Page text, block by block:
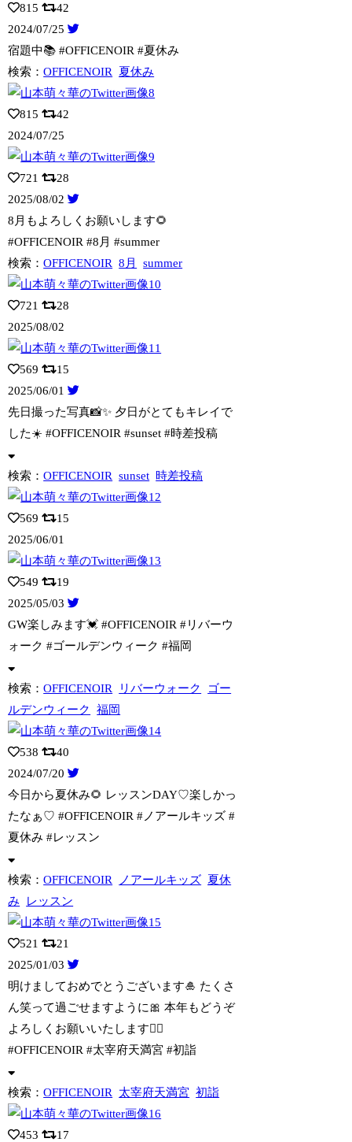
815
42
2024/07/25
宿題中📚 #OFFICENOIR #夏休み
検索：OFFICENOIR 夏休み
815
42
2024/07/25
721
28
2025/08/02
8月もよろしくお願いします🌻
#OFFICENOIR #8月 #summer
検索：OFFICENOIR 8月 summer
721
28
2025/08/02
569
15
2025/06/01
先日撮った写真📸✨ 夕日がとてもキレイで
した☀️ #OFFICENOIR #sunset #時差投稿
検索：OFFICENOIR sunset 時差投稿
569
15
2025/06/01
549
19
2025/05/03
GW楽しみます💓 #OFFICENOIR #リバーウ
ォーク #ゴールデンウィーク #福岡
検索：OFFICENOIR リバーウォーク
ゴー
ルデンウィーク
福岡
538
40
2024/07/20
今日から夏休み🌻 レッスンDAY♡楽しかっ
たなぁ♡ #OFFICENOIR # ノアールキッズ #
夏休み #レッスン
検索：OFFICENOIR ノアールキッズ 夏休
み
レッスン
521
21
2025/01/03
明けましておめでとうございます🎍 たくさ
ん笑って過ごせますように🎀 本年もどう ぞ
よろしくお願いいたします🙇‍♀️
#OFFICENOIR #太宰府天満宮 #初詣
検索：OFFICENOIR 太宰府天満宮 初詣
453
17